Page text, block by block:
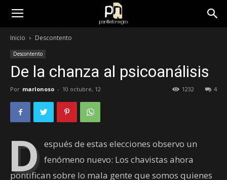
panfletonegro
Inicio Descontento
Descontento
De la chanza al psicoanálisis
Por marlonoso - 10 octubre, 12 4
1232
D espués de estas elecciones observo un
fenómeno nuevo: Los chavistas ahora
pontifican sobre lo mala gente que somos quienes